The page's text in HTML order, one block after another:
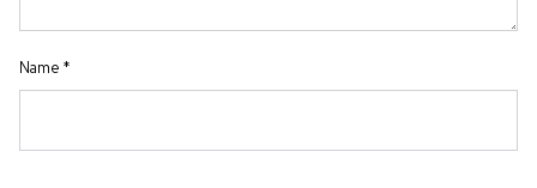
Name *